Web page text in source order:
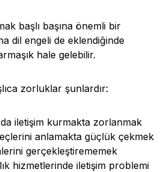
başlı başına önemli bir
dil engeli de eklendiğinde
hale gelebilir.
zorluklar şunlardır:
iletişim kurmakta zorlanmak
anlamakta güçlük çekmek
gerçekleştirememek
hizmetlerinde iletişim problemi